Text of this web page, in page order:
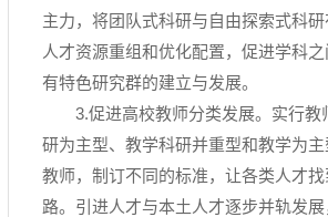
主力，将团队式科研与自由探索式科
人才资源重组和优化配置，促进学科
有特色研究群的建立与发展。
3.促进高校教师分类发展。实行教
研为主型、教学科研并重型和教学为
教师，制订不同的标准，让各类人才
路。引进人才与本土人才逐步并轨发